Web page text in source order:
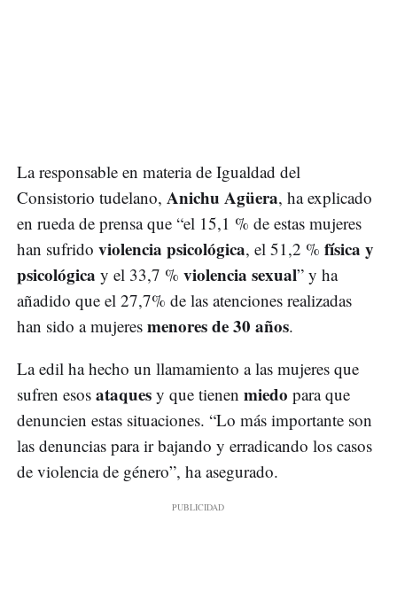
La responsable en materia de Igualdad del
Consistorio tudelano, Anichu Agüera, ha explicado
en rueda de prensa que “el 15,1 % de estas mujeres
han sufrido violencia psicológica, el 51,2 % física y
psicológica y el 33,7 % violencia sexual” y ha
añadido que el 27,7% de las atenciones realizadas
han sido a mujeres menores de 30 años.
La edil ha hecho un llamamiento a las mujeres que
sufren esos ataques y que tienen miedo para que
denuncien estas situaciones. “Lo más importante son
las denuncias para ir bajando y erradicando los casos
de violencia de género”, ha asegurado.